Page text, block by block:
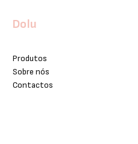
Dolu
Produtos
Sobre nós
Contactos